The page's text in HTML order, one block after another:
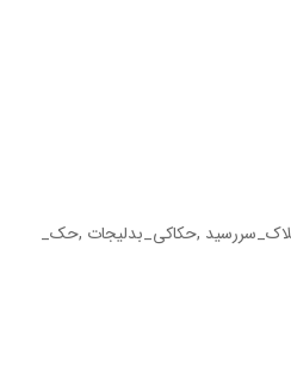
,حکاکی_بدلیجات ,حک_